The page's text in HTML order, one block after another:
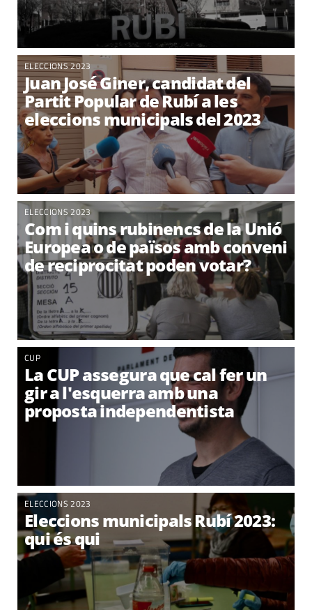
ELECCIONS 2023
Juan José Giner, candidat del
Partit Popular de Rubí a les
eleccions municipals del 2023
ELECCIONS 2023
Com i quins rubinencs de la Unió
Europea o de països amb conveni
de reciprocitat poden votar?
CUP
La CUP assegura que cal fer un
gir a l'esquerra amb una
proposta independentista
ELECCIONS 2023
Eleccions municipals Rubí 2023:
qui és qui